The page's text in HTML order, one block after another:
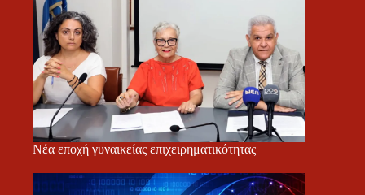
Νέα εποχή γυναικείας επιχειρηματικότητας